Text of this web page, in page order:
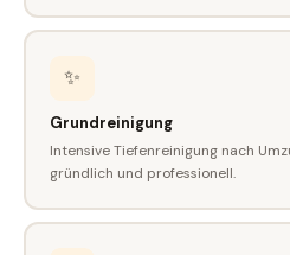
✨
Grundreinigung
Intensive Tiefenreinigung nach
gründlich und professionell.